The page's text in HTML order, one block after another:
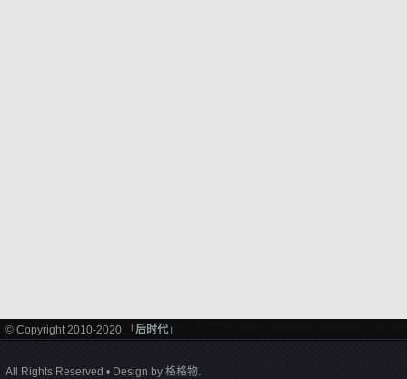
© Copyright 2010-2020 「 后时代 」
All Rights Reserved • Design by 格格物.